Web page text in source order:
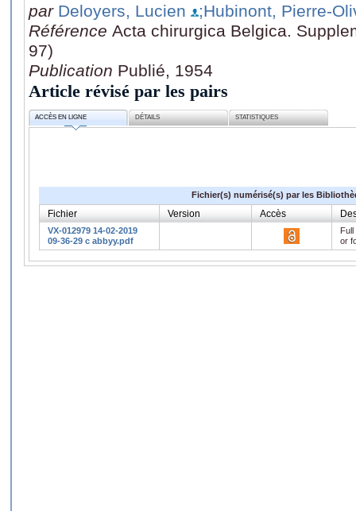
par Deloyers, Lucien
;Hubinont, Pierre-
Référence Acta chirurgica Belgica.
97)
Publication Publié, 1954
Article révisé par les pairs
ACCÈS EN LIGNE DÉTAILS STATISTIQUES
Fichier(s) numérisé(s) par les
Fichier Version Accès
VX-012979 14-02-2019
09-36-29 c abbyy.pdf
or